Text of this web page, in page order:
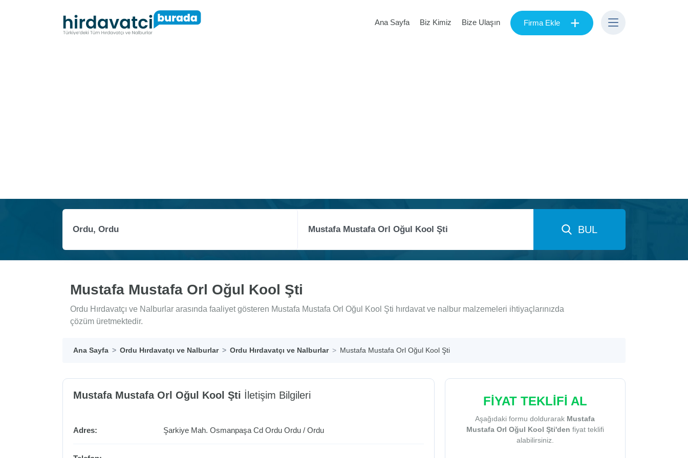
Ana Sayfa Biz Kimiz Bize Ulaşın Firma Ekle +
BUL
Mustafa Mustafa Orl Oğul Kool Şti
Ordu Hırdavatçı ve Nalburlar arasında faaliyet gösteren Mustafa Mustafa Orl Oğul Kool Şti hırdavat ve nalbur malzemeleri ihtiyaçlarınızda
çözüm üretmektedir.
Ana Sayfa Ordu Hırdavatçı ve Nalburlar Ordu Hırdavatçı ve Nalburlar Mustafa Mustafa Orl Oğul Kool Şti
Mustafa Mustafa Orl Oğul Kool Şti İletişim Bilgileri
Adres: Şarkiye Mah. Osmanpaşa Cd OrduOrdu /Ordu
FİYAT TEKLİFİ AL
Aşağıdaki formu doldurarak Mustafa
Mustafa Orl Oğul Kool Şti'den fiyat teklifi
alabilirsiniz.